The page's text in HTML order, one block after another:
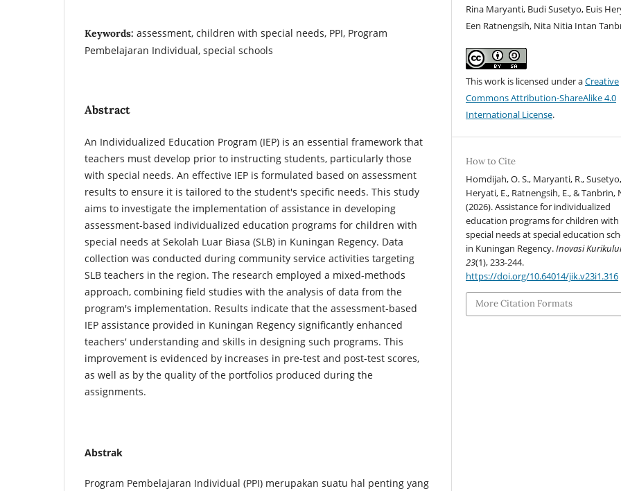
Keywords: assessment, children with special needs, PPI, Program
Pembelajaran Individual, special schools
Abstract
An Individualized Education Program (IEP) is an essential framework that
teachers must develop prior to instructing students, particularly those
with special needs. An effective IEP is formulated based on assessment
results to ensure it is tailored to the student's specific needs. This study
aims to investigate the implementation of assistance in developing
assessment-based individualized education programs for children with
special needs at Sekolah Luar Biasa (SLB) in Kuningan Regency. Data
collection was conducted during community service activities targeting
SLB teachers in the region. The research employed a mixed-methods
approach, combining field studies with the analysis of data from the
program's implementation. Results indicate that the assessment-based
IEP assistance provided in Kuningan Regency significantly enhanced
teachers' understanding and skills in designing such programs. This
improvement is evidenced by increases in pre-test and post-test scores,
as well as by the quality of the portfolios produced during the
assignments.
Abstrak
Program Pembelajaran Individual (PPI) merupakan suatu hal penting yang
Rina Maryanti, Budi Susetyo, Euis
Een Ratnengsih, Nita Nitia Intan
This work is licensed under aCreative
Commons Attribution-ShareAlike 4.0
International License.
How to Cite
Homdijah, O. S., Maryanti, R.,
Heryati, E., Ratnengsih, E., & Tanbrin,
(2026). Assistance for individualized
education programs for children with
special needs at special education
in Kuningan Regency.Inovasi
23(1), 233-244.
https://doi.org/10.64014/jik.v23i1.316
More Citation Formats